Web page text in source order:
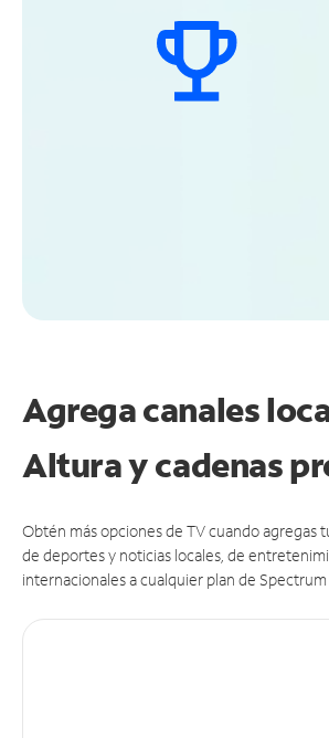
Agrega canales
Altura y cadenas
Obtén más opciones de TV cuando agregas
de deportes y noticias locales, de
internacionales a cualquier plan de Spectrum